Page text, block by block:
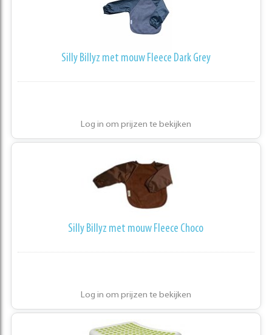
Silly Billyz met mouw Fleece Dark Grey
Log in om prijzen te bekijken
Silly Billyz met mouw Fleece Choco
Log in om prijzen te bekijken